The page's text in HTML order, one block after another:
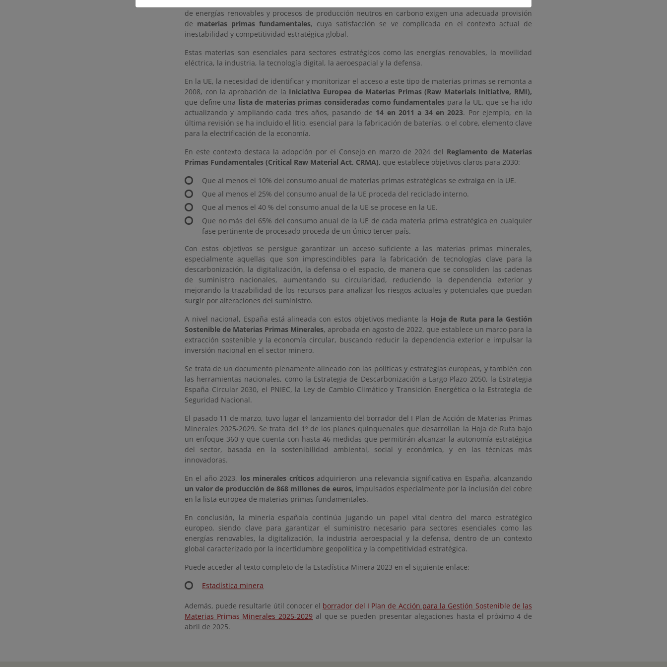
Por su parte, la doble transición ecológica y digital hacia un modelo de generación basado en fuentes
de energías renovables y procesos de producción neutros en carbono exigen una adecuada provisión
de materias primas fundamentales, cuya satisfacción se ve complicada en el contexto actual de
inestabilidad y competitividad estratégica global.
Estas materias son esenciales para sectores estratégicos como las energías renovables, la movilidad
eléctrica, la industria, la tecnología digital, la aeroespacial y la defensa.
En la UE, la necesidad de identificar y monitorizar el acceso a este tipo de materias primas se remonta a
2008, con la aprobación de la Iniciativa Europea de Materias Primas (Raw Materials Initiative, RMI),
que define una lista de materias primas consideradas como fundamentales para la UE, que se ha ido
actualizando y ampliando cada tres años, pasando de 14 en 2011 a 34 en 2023. Por ejemplo, en la
última revisión se ha incluido el litio, esencial para la fabricación de baterías, o el cobre, elemento clave
para la electrificación de la economía.
En este contexto destaca la adopción por el Consejo en marzo de 2024 del Reglamento de Materias
Primas Fundamentales (Critical Raw Material Act, CRMA), que establece objetivos claros para 2030:
Que al menos el 10% del consumo anual de materias primas estratégicas se extraiga en la UE.
Que al menos el 25% del consumo anual de la UE proceda del reciclado interno.
Que al menos el 40 % del consumo anual de la UE se procese en la UE.
Que no más del 65% del consumo anual de la UE de cada materia prima estratégica en cualquier
fase pertinente de procesado proceda de un único tercer país.
Con estos objetivos se persigue garantizar un acceso suficiente a las materias primas minerales,
especialmente aquellas que son imprescindibles para la fabricación de tecnologías clave para la
descarbonización, la digitalización, la defensa o el espacio, de manera que se consoliden las cadenas
de suministro nacionales, aumentando su circularidad, reduciendo la dependencia exterior y
mejorando la trazabilidad de los recursos para analizar los riesgos actuales y potenciales que puedan
surgir por alteraciones del suministro.
A nivel nacional, España está alineada con estos objetivos mediante la Hoja de Ruta para la Gestión
Sostenible de Materias Primas Minerales, aprobada en agosto de 2022, que establece un marco para la
extracción sostenible y la economía circular, buscando reducir la dependencia exterior e impulsar la
inversión nacional en el sector minero.
Se trata de un documento plenamente alineado con las políticas y estrategias europeas, y también con
las herramientas nacionales, como la Estrategia de Descarbonización a Largo Plazo 2050, la Estrategia
España Circular 2030, el PNIEC, la Ley de Cambio Climático y Transición Energética o la Estrategia de
Seguridad Nacional.
El pasado 11 de marzo, tuvo lugar el lanzamiento del borrador del I Plan de Acción de Materias Primas
Minerales 2025-2029. Se trata del 1º de los planes quinquenales que desarrollan la Hoja de Ruta bajo
un enfoque 360 y que cuenta con hasta 46 medidas que permitirán alcanzar la autonomía estratégica
del sector, basada en la sostenibilidad ambiental, social y económica, y en las técnicas más
innovadoras.
En el año 2023, los minerales críticosadquirieron una relevancia significativa en España, alcanzando
un valor de producción de 868 millones de euros, impulsados especialmente por la inclusión del cobre
en la lista europea de materias primas fundamentales.
En conclusión, la minería española continúa jugando un papel vital dentro del marco estratégico
europeo, siendo clave para garantizar el suministro necesario para sectores esenciales como las
energías renovables, la digitalización, la industria aeroespacial y la defensa, dentro de un contexto
global caracterizado por la incertidumbre geopolítica y la competitividad estratégica.
Puede acceder al texto completo de la Estadística Minera 2023 en el siguiente enlace:
Estadística minera
Además, puede resultarle útil conocer el borrador del I Plan de Acción para la Gestión Sostenible de las
Materias Primas Minerales 2025-2029 al que se pueden presentar alegaciones hasta el próximo 4 de
abril de 2025.